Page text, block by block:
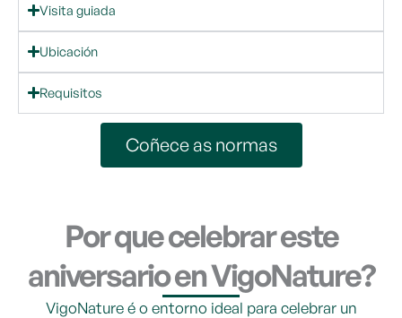
Visita guiada
Ubicación
Requisitos
Coñece as normas
Por que celebrar este
aniversario en VigoNature?
VigoNature é o entorno ideal para celebrar un